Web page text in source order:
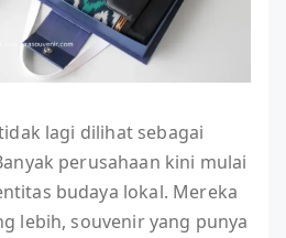
lagi dilihat sebagai
perusahaan kini mulai
budaya lokal. Mereka
lebih, souvenir yang punya